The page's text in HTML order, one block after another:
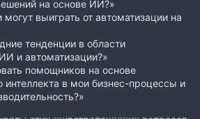
на основе ИИ?»
могут выиграть от автоматизации на
тенденции в области
и автоматизации?»
помощников на основе
интеллекта в мои бизнес-процессы и